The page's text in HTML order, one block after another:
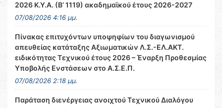
2026 Κ.Υ.Α. (Β’ 1119) ακαδημαϊκού έτους 2026-2027
07/08/2026 4:16 μμ.
Πίνακας επιτυχόντων υποψηφίων του διαγωνισμού
απευθείας κατάταξης Αξιωματικών Λ.Σ.-ΕΛ.ΑΚΤ.
ειδικότητας Τεχνικού έτους 2026 – Έναρξη Προθεσμίας
Υποβολής Ενστάσεων στο Α.Σ.Ε.Π.
07/08/2026 2:18 μμ.
Παράταση διενέργειας ανοιχτού Τεχνικού Διαλόγου